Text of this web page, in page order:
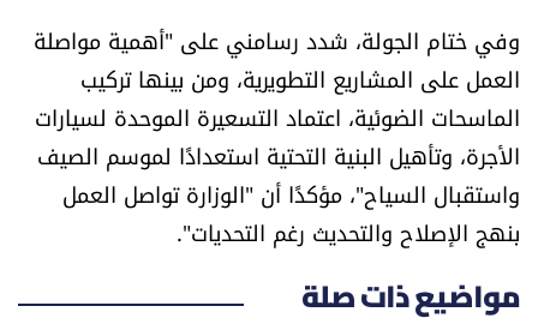
وفي ختام الجولة، شدد رسامني على "أهمية مواصلة
العمل على المشاريع التطويرية، ومن بينها تركيب
الماسحات الضوئية، اعتماد التسعيرة الموحدة لسيارات
الأجرة، وتأهيل البنية التحتية استعدادًا لموسم الصيف
واستقبال السياح"، مؤكدًا أن "الوزارة تواصل العمل
بنهج الإصلاح والتحديث رغم التحديات".
مواضيع ذات صلة